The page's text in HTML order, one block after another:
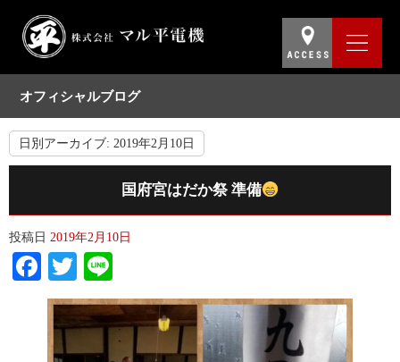
オフィシャルブログ
日別アーカイブ: 2019年2月10日
国府宮はだか祭 準備
投稿日 2019年2月10日
Facebook
Twitter